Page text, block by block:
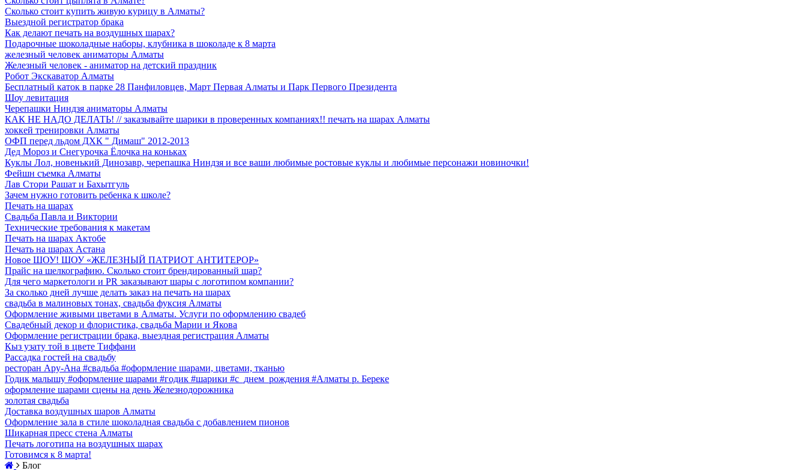
Сколько стоит купить живую курицу в Алматы?
Выездной регистратор брака
Как делают печать на воздушных шарах?
Подарочные шоколадные наборы, клубника в шоколаде к 8 марта
железный человек аниматоры Алматы
Железный человек - аниматор на детский праздник
Робот Экскаватор Алматы
Бесплатный каток в парке 28 Панфиловцев, Март Первая Алматы и Парк Первого Президента
Шоу левитация
Черепашки Ниндзя аниматоры Алматы
КАК НЕ НАДО ДЕЛАТЬ! // заказывайте шарики в проверенных компаниях!! печать на шарах Алматы
хоккей тренировки Aлматы
ОФП перед льдом ДХК " Димаш" 2012-2013
Дед Мороз и Снегурочка Ёлочка на коньках
Куклы Лол, новенький Динозавр, черепашка Ниндзя и все ваши любимые ростовые куклы и любимые персонажи новиночки!
Фейшн съемка Алматы
Лав Стори Рашат и Бахытгуль
Зачем нужно готовить ребенка к школе?
Печать на шарах
Свадьба Павла и Виктории
Технические требования к макетам
Печать на шарах Актобе
Печать на шарах Астана
Новое ШОУ! ШОУ «ЖЕЛЕЗНЫЙ ПАТРИОТ АНТИТЕРОР»
Прайс на шелкографию. Сколько стоит брендированный шар?
Для чего маркетологи и PR заказывают шары с логотипом компании?
За сколько дней лучше делать заказ на печать на шарах
свадьба в малиновых тонах, свадьба фуксия Алматы
Оформление живыми цветами в Алматы. Услуги по оформлению свадеб
Свадебный декор и флористика, свадьба Марии и Якова
Оформление регистрации брака, выездная регистрация Алматы
Кыз узату той в цвете Тиффани
Рассадка гостей на свадьбу
ресторан Ару-Ана #свадьба #оформление шарами, цветами, тканью
Годик малышу #оформление шарами #годик #шарики #с_днем_рождения #Алматы р. Береке
оформление шарами сцены на день Железнодорожника
золотая свадьба
Доставка воздушных шаров Алматы
Оформление зала в стиле шоколадная свадьба с добавлением пионов
Шикарная пресс стена Алматы
Печать логотипа на воздушных шарах
Готовимся к 8 марта!
Блог